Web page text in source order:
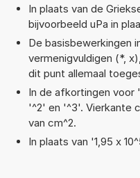
In plaats van de
bijvoorbeeld uPa in
De basisbewerkingen
vermenigvuldigen (*,
dit punt allemaal
In de afkortingen
'^2' en '^3'. Vierkante
van cm^2.
In plaats van '1,95 x